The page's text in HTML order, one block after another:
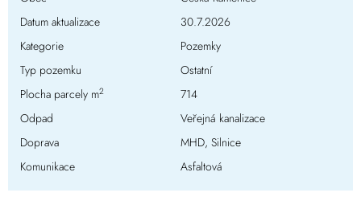
Datum aktualizace
30.7.2026
Kategorie
Pozemky
Typ pozemku
Ostatní
Plocha parcely m2
714
Odpad
Veřejná kanalizace
Doprava
MHD, Silnice
Komunikace
Asfaltová